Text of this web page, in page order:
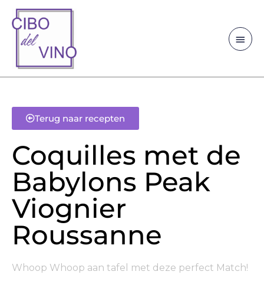
naar
Terug naar recepten
Coquilles met de
Babylons Peak
Viognier
Roussanne
Whoop Whoop aan tafel met deze perfect Match!